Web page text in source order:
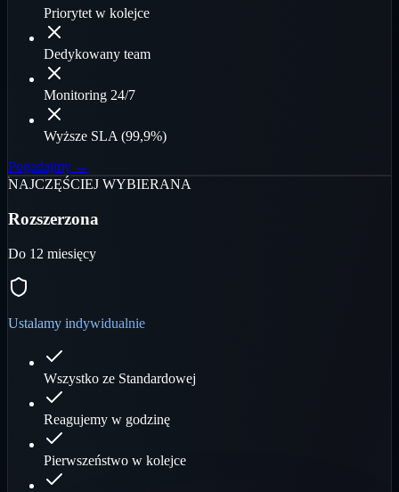
Priorytet w kolejce
Dedykowany team
Monitoring 24/7
Wyższe SLA (99,9%)
Pogadajmy →
NAJCZĘŚCIEJ WYBIERANA
Rozszerzona
Do 12 miesięcy
Ustalamy indywidualnie
Wszystko ze Standardowej
Reagujemy w godzinę
Pierwszeństwo w kolejce